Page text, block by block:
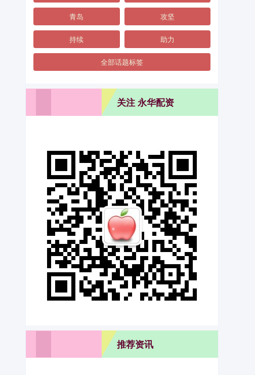
青岛 攻坚
持续 助力
全部话题标签
关注 永华配资
推荐资讯